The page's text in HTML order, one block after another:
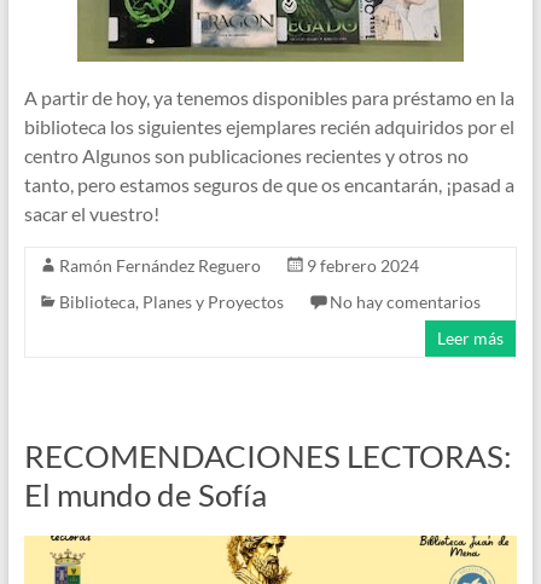
A partir de hoy, ya tenemos disponibles para préstamo en la
biblioteca los siguientes ejemplares recién adquiridos por el
centro Algunos son publicaciones recientes y otros no
tanto, pero estamos seguros de que os encantarán, ¡pasad a
sacar el vuestro!
Ramón Fernández Reguero
9 febrero 2024
Biblioteca, Planes y Proyectos
No hay comentarios
Leer más
RECOMENDACIONES LECTORAS:
El mundo de Sofía